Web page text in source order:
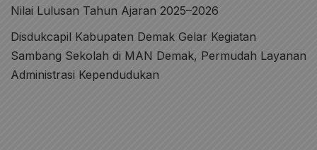
Nilai Lulusan Tahun Ajaran 2025–2026
Disdukcapil Kabupaten Demak Gelar Kegiatan
Sambang Sekolah di MAN Demak, Permudah Layanan
Administrasi Kependudukan